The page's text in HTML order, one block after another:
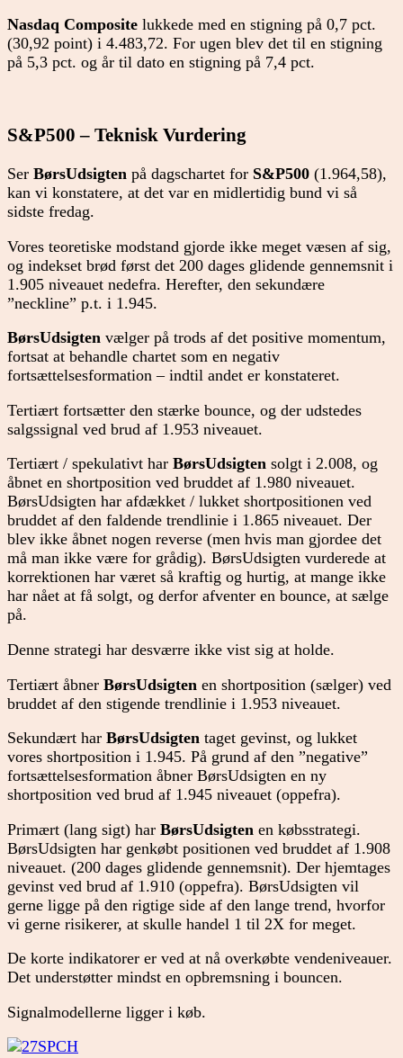
Nasdaq Composite lukkede med en stigning på 0,7 pct.
(30,92 point) i 4.483,72. For ugen blev det til en stigning
på 5,3 pct. og år til dato en stigning på 7,4 pct.
S&P500 – Teknisk Vurdering
Ser BørsUdsigten på dagschartet for S&P500 (1.964,58),
kan vi konstatere, at det var en midlertidig bund vi så
sidste fredag.
Vores teoretiske modstand gjorde ikke meget væsen af sig,
og indekset brød først det 200 dages glidende gennemsnit i
1.905 niveauet nedefra. Herefter, den sekundære
”neckline” p.t. i 1.945.
BørsUdsigten vælger på trods af det positive momentum,
fortsat at behandle chartet som en negativ
fortsættelsesformation – indtil andet er konstateret.
Tertiært fortsætter den stærke bounce, og der udstedes
salgssignal ved brud af 1.953 niveauet.
Tertiært / spekulativt har BørsUdsigten solgt i 2.008, og
åbnet en shortposition ved bruddet af 1.980 niveauet.
BørsUdsigten har afdækket / lukket shortpositionen ved
bruddet af den faldende trendlinie i 1.865 niveauet. Der
blev ikke åbnet nogen reverse (men hvis man gjordee det
må man ikke være for grådig). BørsUdsigten vurderede at
korrektionen har været så kraftig og hurtig, at mange ikke
har nået at få solgt, og derfor afventer en bounce, at sælge
på.
Denne strategi har desværre ikke vist sig at holde.
Tertiært åbner BørsUdsigten en shortposition (sælger) ved
bruddet af den stigende trendlinie i 1.953 niveauet.
Sekundært har BørsUdsigten taget gevinst, og lukket
vores shortposition i 1.945. På grund af den ”negative”
fortsættelsesformation åbner BørsUdsigten en ny
shortposition ved brud af 1.945 niveauet (oppefra).
Primært (lang sigt) har BørsUdsigten en købsstrategi.
BørsUdsigten har genkøbt positionen ved bruddet af 1.908
niveauet. (200 dages glidende gennemsnit). Der hjemtages
gevinst ved brud af 1.910 (oppefra). BørsUdsigten vil
gerne ligge på den rigtige side af den lange trend, hvorfor
vi gerne risikerer, at skulle handel 1 til 2X for meget.
De korte indikatorer er ved at nå overkøbte vendeniveauer.
Det understøtter mindst en opbremsning i bouncen.
Signalmodellerne ligger i køb.